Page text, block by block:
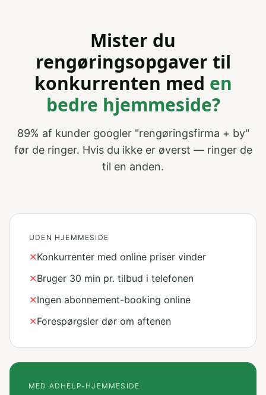
Mister du
rengøringsopgaver til
konkurrenten med en
bedre hjemmeside?
89% af kunder googler "rengøringsfirma + by"
før de ringer. Hvis du ikke er øverst — ringer de
til en anden.
UDEN HJEMMESIDE
✕Konkurrenter med online priser vinder
✕Bruger 30 min pr. tilbud i telefonen
✕Ingen abonnement-booking online
✕Forespørgsler dør om aftenen
MED ADHELP-HJEMMESIDE